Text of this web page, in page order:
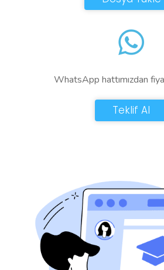
WhatsApp hattımızdan
Teklif Al